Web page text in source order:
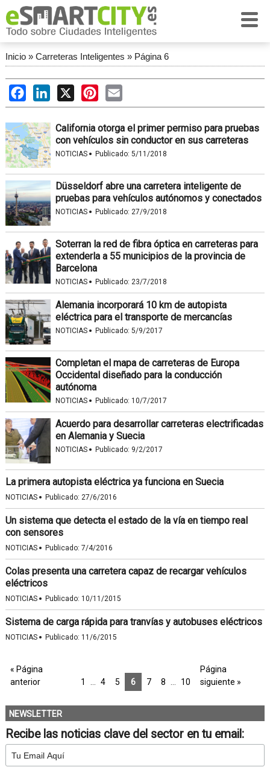
Inicio» Carreteras Inteligentes » Página 6
FacebookLinkedIn
X PinterestEmail
California otorga el primer permiso para pruebas
con vehículos sin conductor en sus carreteras
NOTICIAS · Publicado: 5/11/2018
Düsseldorf abre una carretera inteligente de
pruebas para vehículos autónomos y conectados
NOTICIAS · Publicado: 27/9/2018
Soterran la red de fibra óptica en carreteras para
extenderla a 55 municipios de la provincia de
Barcelona
NOTICIAS · Publicado: 23/7/2018
Alemania incorporará 10 km de autopista
eléctrica para el transporte de mercancías
NOTICIAS · Publicado: 5/9/2017
Completan el mapa de carreteras de Europa
Occidental diseñado para la conducción
autónoma
NOTICIAS · Publicado: 10/7/2017
Acuerdo para desarrollar carreteras electrificadas
en Alemania y Suecia
NOTICIAS · Publicado: 9/2/2017
La primera autopista eléctrica ya funciona en Suecia
NOTICIAS · Publicado: 27/6/2016
Un sistema que detecta el estado de la vía en tiempo real
con sensores
NOTICIAS · Publicado: 7/4/2016
Colas presenta una carretera capaz de recargar vehículos
eléctricos
NOTICIAS · Publicado: 10/11/2015
Sistema de carga rápida para tranvías y autobuses eléctricos
NOTICIAS · Publicado: 11/6/2015
« Página
anterior
1 4 5 6 7 8 10
Página
siguiente »
NEWSLETTER
Recibe las noticias clave del sector en tu email: